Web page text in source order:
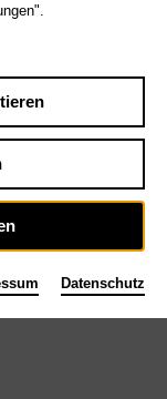
Datenschutz